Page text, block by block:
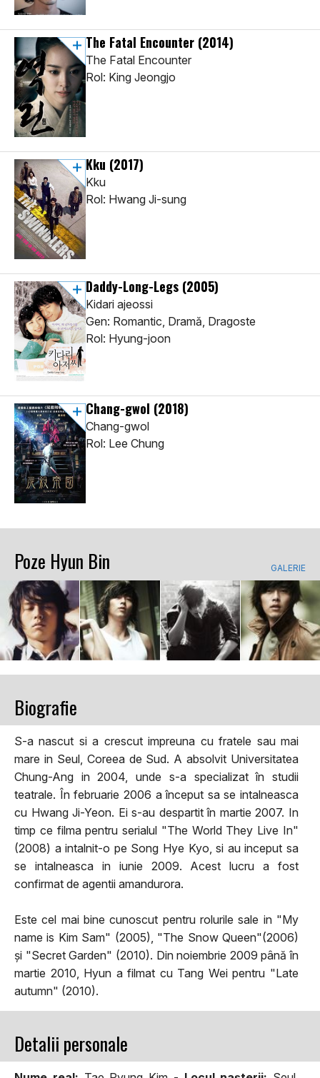
The Fatal Encounter (2014)
The Fatal Encounter
Rol: King Jeongjo
Kku (2017)
Kku
Rol: Hwang Ji-sung
Daddy-Long-Legs (2005)
Kidari ajeossi
Gen: Romantic, Dramă, Dragoste
Rol: Hyung-joon
Chang-gwol (2018)
Chang-gwol
Rol: Lee Chung
Poze Hyun Bin GALERIE
Biografie
S-a nascut si a crescut impreuna cu fratele sau mai
mare in Seul, Coreea de Sud. A absolvit Universitatea
Chung-Ang in 2004, unde s-a specializat în studii
teatrale. În februarie 2006 a început sa se intalneasca
cu Hwang Ji-Yeon. Ei s-au despartit în martie 2007. In
timp ce filma pentru serialul "The World They Live In"
(2008) a intalnit-o pe Song Hye Kyo, si au inceput sa
se intalneasca in iunie 2009. Acest lucru a fost
confirmat de agentii amandurora.
Este cel mai bine cunoscut pentru rolurile sale in "My
name is Kim Sam" (2005), "The Snow Queen"(2006)
și "Secret Garden" (2010). Din noiembrie 2009 până în
martie 2010, Hyun a filmat cu Tang Wei pentru "Late
autumn" (2010).
Detalii personale